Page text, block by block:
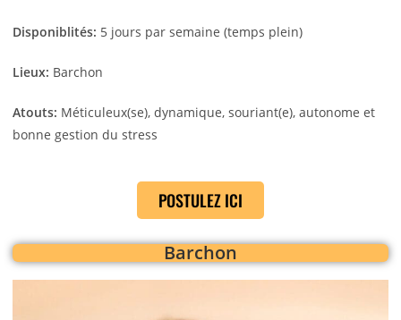
Disponiblités: 5 jours par semaine (temps plein)
Lieux: Barchon
Atouts: Méticuleux(se), dynamique, souriant(e), autonome et
bonne gestion du stress
POSTULEZ ICI
Barchon